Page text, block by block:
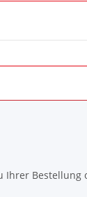
Ihrer